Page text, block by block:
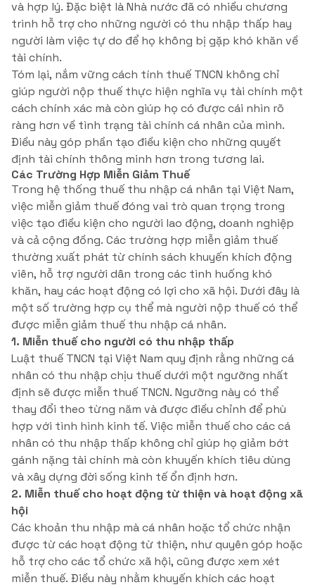
và hợp lý. Đặc biệt là Nhà nước đã có nhiều chương
trình hỗ trợ cho những người có thu nhập thấp hay
người làm việc tự do để họ không bị gặp khó khăn về
tài chính.
Tóm lại, nắm vững cách tính thuế TNCN không chỉ
giúp người nộp thuế thực hiện nghĩa vụ tài chính một
cách chính xác mà còn giúp họ có được cái nhìn rõ
ràng hơn về tình trạng tài chính cá nhân của mình.
Điều này góp phần tạo điều kiện cho những quyết
định tài chính thông minh hơn trong tương lai.
Các Trường Hợp Miễn Giảm Thuế
Trong hệ thống thuế thu nhập cá nhân tại Việt Nam,
việc miễn giảm thuế đóng vai trò quan trọng trong
việc tạo điều kiện cho người lao động, doanh nghiệp
và cả cộng đồng. Các trường hợp miễn giảm thuế
thường xuất phát từ chính sách khuyến khích động
viên, hỗ trợ người dân trong các tình huống khó
khăn, hay các hoạt động có lợi cho xã hội. Dưới đây là
một số trường hợp cụ thể mà người nộp thuế có thể
được miễn giảm thuế thu nhập cá nhân.
1. Miễn thuế cho người có thu nhập thấp
Luật thuế TNCN tại Việt Nam quy định rằng những cá
nhân có thu nhập chịu thuế dưới một ngưỡng nhất
định sẽ được miễn thuế TNCN. Ngưỡng này có thể
thay đổi theo từng năm và được điều chỉnh để phù
hợp với tình hình kinh tế. Việc miễn thuế cho các cá
nhân có thu nhập thấp không chỉ giúp họ giảm bớt
gánh nặng tài chính mà còn khuyến khích tiêu dùng
và xây dựng đời sống kinh tế ổn định hơn.
2. Miễn thuế cho hoạt động từ thiện và hoạt động xã
hội
Các khoản thu nhập mà cá nhân hoặc tổ chức nhận
được từ các hoạt động từ thiện, như quyên góp hoặc
hỗ trợ cho các tổ chức xã hội, cũng được xem xét
miễn thuế. Điều này nhằm khuyến khích các hoạt